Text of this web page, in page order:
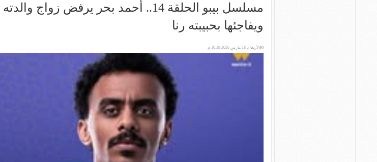
مسلسل بيبو الحلقة 14.. أحمد بحر يرفض زواج والدته
ويفاجئها بحبيبته رنا
الأربعاء، 18 مارس 2026 10:39 م